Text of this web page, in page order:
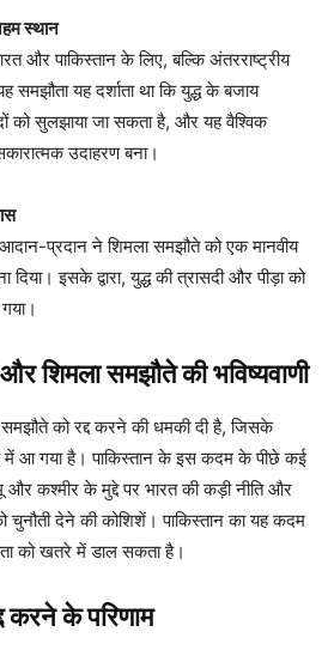
स्थान
और पाकिस्तान के लिए, बल्कि अंतरराष्ट्रीय
समझौता यह दर्शाता था कि युद्ध के बजाय
को सुलझाया जा सकता है, और यह वैश्विक
उदाहरण बना।
प्रदान ने शिमला समझौते को एक मानवीय
दिया। इसके द्वारा, युद्ध की त्रासदी और पीड़ा को
शिमला समझौते की भविष्यवाणी
समझौते को रद्द करने की धमकी दी है, जिसके
में आ गया है। पाकिस्तान के इस कदम के पीछे कई
कश्मीर के मुद्दे पर भारत की कड़ी नीति और
चुनौती देने की कोशिशें। पाकिस्तान का यह कदम
को खतरे में डाल सकता है।
करने के परिणाम